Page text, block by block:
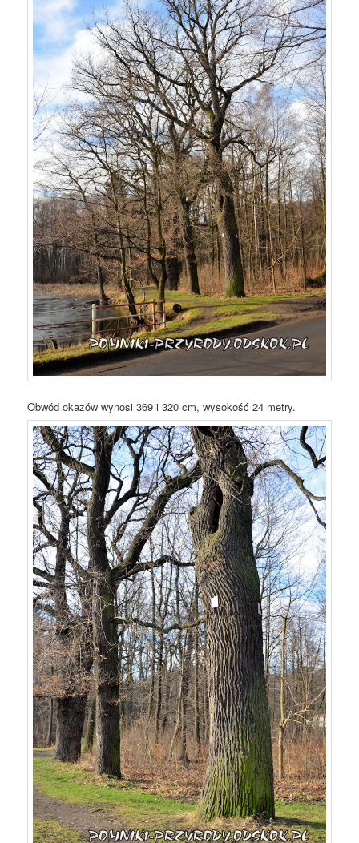
Obwód okazów wynosi 369 i 320 cm, wysokość 24 metry.